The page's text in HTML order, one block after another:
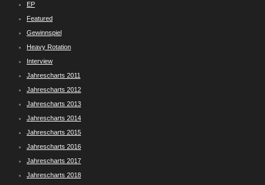
EP
Featured
Gewinnspiel
Heavy Rotation
Interview
Jahrescharts 2011
Jahrescharts 2012
Jahrescharts 2013
Jahrescharts 2014
Jahrescharts 2015
Jahrescharts 2016
Jahrescharts 2017
Jahrescharts 2018